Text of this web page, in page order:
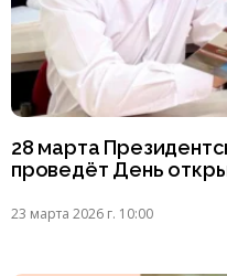
28 марта
проведёт День
23 марта 2026 г. 10:00